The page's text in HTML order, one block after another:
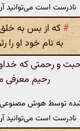
نادرست است می‌توانید
#که از بس به
به نام خود او را
رحمتی که خداوند
رحیم معرفی
توسط هوش مصنوعی
نادرست است می‌توانید